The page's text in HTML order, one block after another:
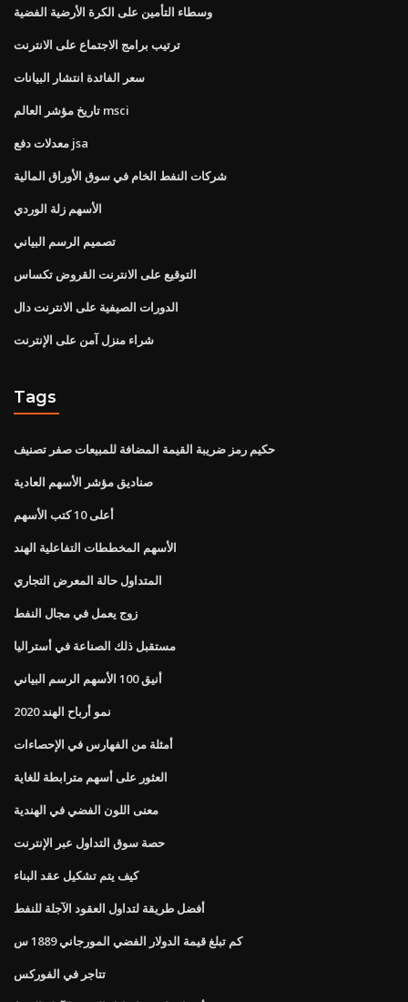
وسطاء التأمين على الكرة الأرضية الفضية
ترتيب برامج الاجتماع على الانترنت
سعر الفائدة انتشار البيانات
تاريخ مؤشر العالم msci
معدلات دفع jsa
شركات النفط الخام في سوق الأوراق المالية
الأسهم زلة الوردي
تصميم الرسم البياني
التوقيع على الانترنت القروض تكساس
الدورات الصيفية على الانترنت دال
شراء منزل آمن على الإنترنت
Tags
حكيم رمز ضريبة القيمة المضافة للمبيعات صفر تصنيف
صناديق مؤشر الأسهم العادية
أعلى 10 كتب الأسهم
الأسهم المخططات التفاعلية الهند
المتداول حالة المعرض التجاري
زوج يعمل في مجال النفط
مستقبل ذلك الصناعة في أستراليا
أنيق 100 الأسهم الرسم البياني
نمو أرباح الهند 2020
أمثلة من الفهارس في الإحصاءات
العثور على أسهم مترابطة للغاية
معنى اللون الفضي في الهندية
حصة سوق التداول عبر الإنترنت
كيف يتم تشكيل عقد البناء
أفضل طريقة لتداول العقود الآجلة للنفط
كم تبلغ قيمة الدولار الفضي المورجاني 1889 س
تتاجر في الفوركس